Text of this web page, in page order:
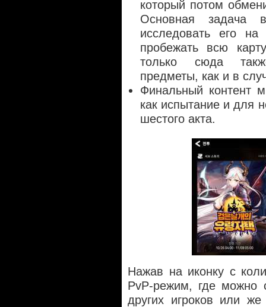
который потом
Основная
исследовать его
пробежать всю
только сюда
предметы, как и в
Финальный контент
как испытание и для
шестого акта.
Нажав на иконку с
PvP-режим, где можно
других игроков или